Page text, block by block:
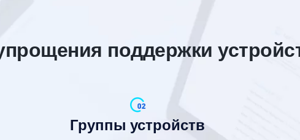
поддержки
Группы устройств